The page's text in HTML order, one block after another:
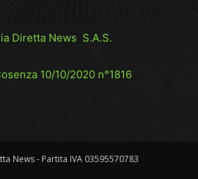
Diretta News S.A.S.
10/10/2020 n°1816
News - Partita IVA 03595570783